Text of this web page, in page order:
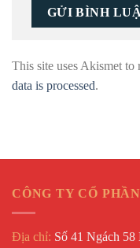
This site uses Akismet to
data is processed.
CÔNG TY CỔ
Địa chỉ: Số 41 Ngách